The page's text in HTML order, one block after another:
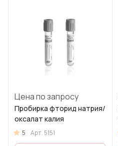
Цена по запросу
Пробирка фторид натрия/
оксалат калия
5 Арт. 5151